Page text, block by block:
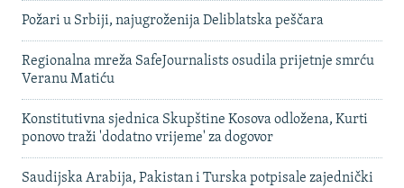
Požari u Srbiji, najugroženija Deliblatska peščara
Regionalna mreža SafeJournalists osudila prijetnje smrću
Veranu Matiću
Konstitutivna sjednica Skupštine Kosova odložena, Kurti
ponovo traži 'dodatno vrijeme' za dogovor
Saudijska Arabija, Pakistan i Turska potpisale zajednički